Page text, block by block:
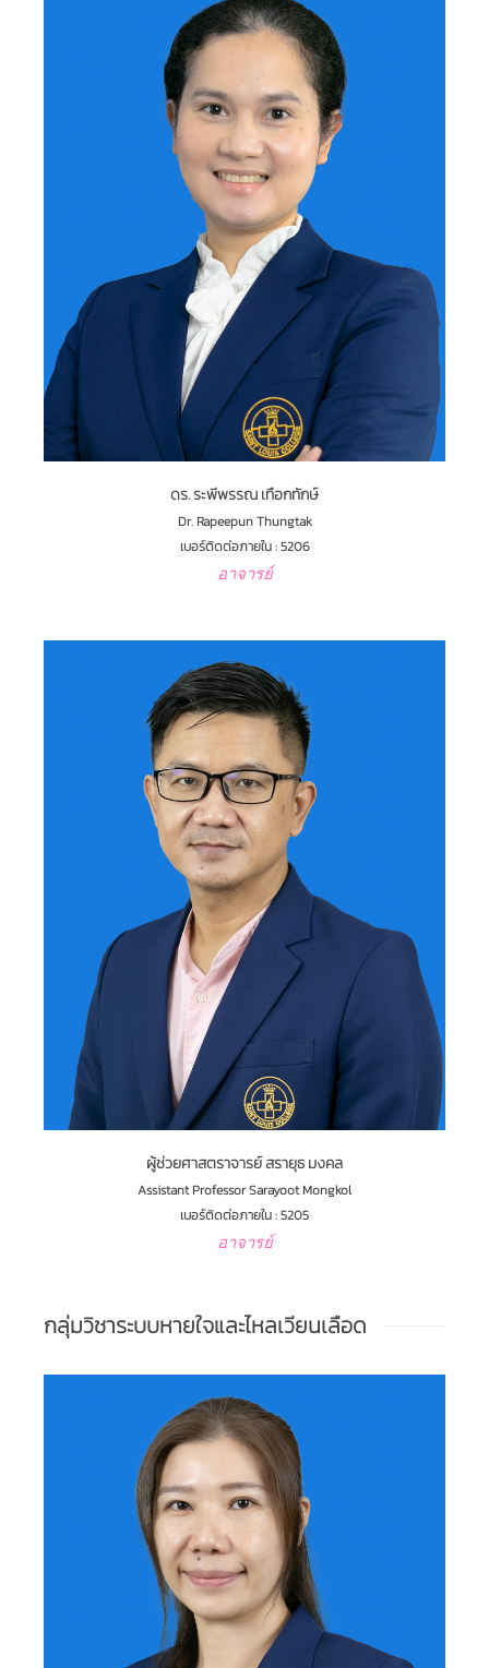
ดร. ระพีพรรณ เทือกทักษ์
Dr. Rapeepun Thungtak
เบอร์ติดต่อภายใน : 5206
อาจารย์
ผู้ช่วยศาสตราจารย์ สรายุธ มงคล
Assistant Professor Sarayoot Mongkol
เบอร์ติดต่อภายใน : 5205
อาจารย์
กลุ่มวิชาระบบหายใจและไหลเวียนเลือด